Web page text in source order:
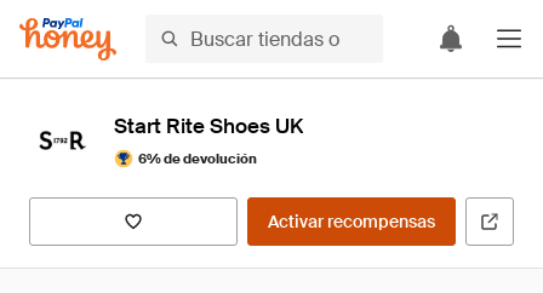
Start Rite Shoes UK
6% de devolución
Activar recompensas